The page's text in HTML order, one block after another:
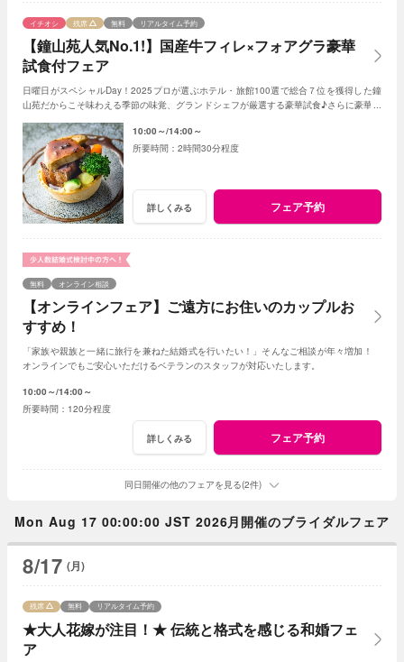
【鐘山苑人気No.1!】国産牛フィレ×フォアグラ豪華
試食付フェア
イチオシ 残席 無料 リアルタイム予約
日曜日がスペシャルDay！2025プロが選ぶホテル・旅館100選で総合７位を獲得した鐘
山苑だからこそ味わえる季節の味覚、グランドシェフが厳選する豪華試食♪さらに豪華限
10:00～ 14:00～
2時間30分程度
詳しくみる フェア予約
【オンラインフェア】ご遠方にお住いのカップルお
すすめ！
無料 オンライン相談
「家族や親族と一緒に旅行を兼ねた結婚式を行いたい！」そんなご相談が年々増加！
オンラインでもご安心いただけるベテランのスタッフが対応いたします。
10:00～ 14:00～
120分程度
詳しくみる フェア予約
同日開催の他のフェアを見る(2件)
Mon Aug 17 00:00:00 JST 2026月開催のブライダルフェア
8/17 (月)
★大人花嫁が注目！★ 伝統と格式を感じる和婚フェ
ア
残席 無料 リアルタイム予約